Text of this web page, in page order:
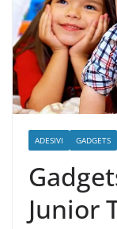
ADESIVI GADGETS
Junior